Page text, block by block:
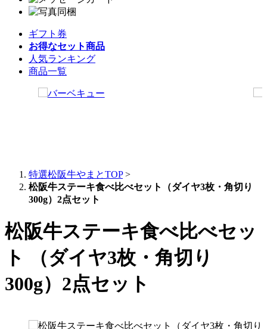
ギフト券
お得なセット商品
人気ランキング
商品一覧
特選松阪牛やまとTOP>
松阪牛ステーキ食べ比べセット（ダイヤ3枚・角切り
300g）2点セット
松阪牛ステーキ食べ比べセッ
ト （ダイヤ3枚・角切り
300g）2点セット